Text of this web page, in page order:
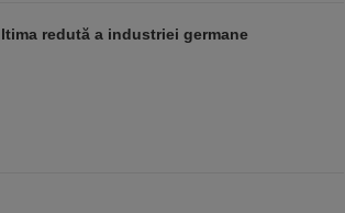
redută a industriei germane